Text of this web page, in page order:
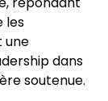
les
une
dans
soutenue.